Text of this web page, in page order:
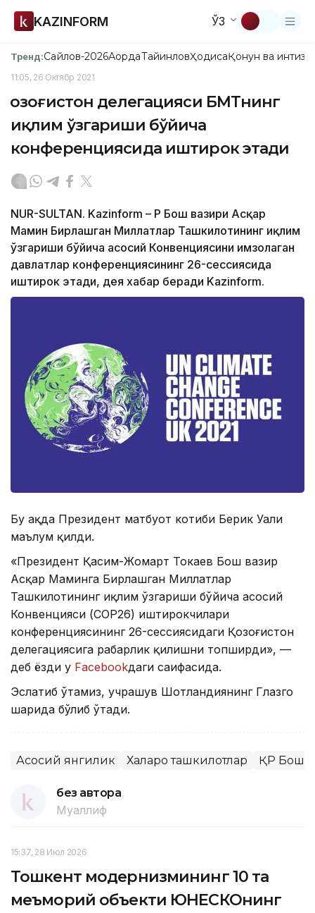
KAZINFORM ЎЗ
Тренд:Сайлов-2026АқордаТайинловҲодисаҚонун ва
11:05, 26 Октябр 2021
Қозоғистон делегацияси БМТнинг
иқлим ўзгариши бўйича
конференциясида иштирок этади
NUR-SULTAN. Kazinform – ҚР Бош вазири Aсқар
Мамин Бирлашган Миллатлар Ташкилотининг иқлим
ўзгариши бўйича асосий Конвенциясини имзолаган
давлатлар конференциясининг 26-сессиясида
иштирок этади, дея хабар беради Kazinform.
Бу ҳақда Президент матбуот котиби Берик Уали
маълум қилди.
«Президент Қасим-Жомарт Токаев Бош вазир
Aсқар Маминга Бирлашган Миллатлар
Ташкилотининг иқлим ўзгариши бўйича асосий
Конвенцияси (CОP26) иштирокчилари
конференциясининг 26-сессиясидаги Қозоғистон
делегациясига раҳбарлик қилишни топширди», —
деб ёзди у Facebookдаги саҳифасида.
Эслатиб ўтамиз, учрашув Шотландиянинг Глазго
шаҳрида бўлиб ўтади.
Асосий янгилик Халқаро ташкилотлар ҚР Бош
без автора
Муаллиф
15:37, 28 Июл 2026
Тошкент модернизмининг 10 та
меъморий объекти ЮНEСКОнинг